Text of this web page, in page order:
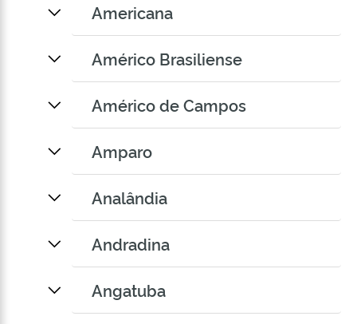
Americana
Américo Brasiliense
Américo de Campos
Amparo
Analândia
Andradina
Angatuba